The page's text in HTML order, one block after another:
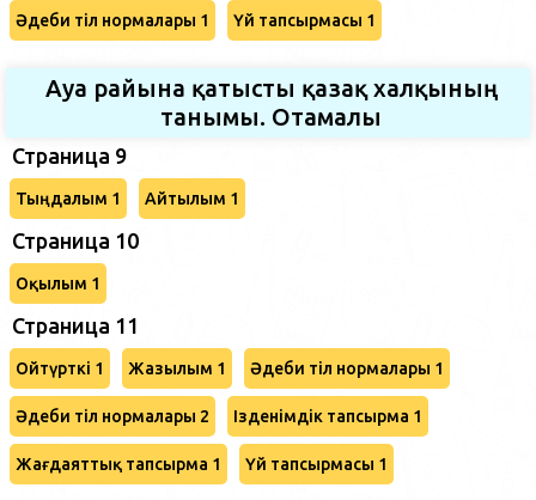
Әдеби тіл нормалары 1 Үй тапсырмасы 1
Ауа райына қатысты қазақ халқының
танымы. Отамалы
Страница 9
Тыңдалым 1 Айтылым 1
Страница 10
Оқылым 1
Страница 11
Ойтүрткі 1 Жазылым 1 Әдеби тіл нормалары 1
Әдеби тіл нормалары 2 Ізденімдік тапсырма 1
Жағдаяттық тапсырма 1 Үй тапсырмасы 1